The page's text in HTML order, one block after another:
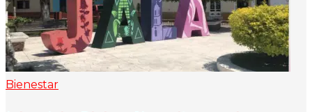
Bienestar